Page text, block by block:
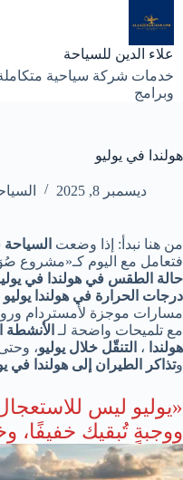
إلى
المحتوى
علاء الدين للسياحة
خدمات شركة سياحية
وبرامج
هولندا في يوليو
ديسمبر 8, 2025
من هنا نبدأ: إذا وضعت
فتعامل مع اليوم كـ«مشروع
حالة الطقس في هولندا في
درجات الحرارة في هولندا يوليو
مسارات موجزة لأمستردام
مع تلميحات واضحة لـ الأنشطة
هولندا ، التنقّل خلال يوليو،
وتذاكر الطيران إلى هولندا في
«يوليو ليس
ووجبةٍ تُبقيك خفيفًا،